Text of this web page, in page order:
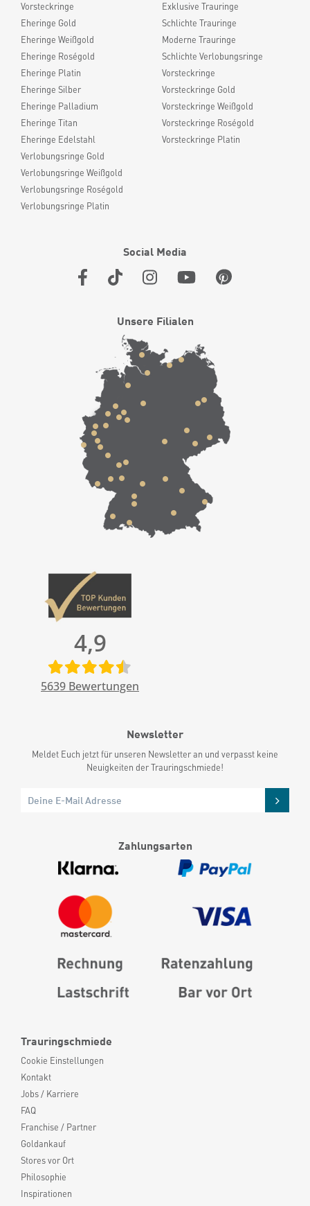
Vorsteckringe
Eheringe Gold
Eheringe Weißgold
Eheringe Roségold
Eheringe Platin
Eheringe Silber
Eheringe Palladium
Eheringe Titan
Eheringe Edelstahl
Verlobungsringe Gold
Verlobungsringe Weißgold
Verlobungsringe Roségold
Verlobungsringe Platin
Exklusive Trauringe
Schlichte Trauringe
Moderne Trauringe
Schlichte Verlobungsringe
Vorsteckringe
Vorsteckringe Gold
Vorsteckringe Weißgold
Vorsteckringe Roségold
Vorsteckringe Platin
Trauringschmiede
Cookie Einstellungen
Kontakt
Jobs / Karriere
FAQ
Franchise / Partner
Goldankauf
Stores vor Ort
Philosophie
Inspirationen
Social Media
Unsere Filialen
4,9
5639 Bewertungen
Newsletter
Meldet Euch jetzt für unseren Newsletter an und verpasst keine
Neuigkeiten der Trauringschmiede!
Zahlungsarten